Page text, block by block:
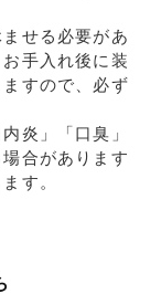
せる必要があ
手入れ後に装
すので、必ず
炎」「口臭」
合があります
す。